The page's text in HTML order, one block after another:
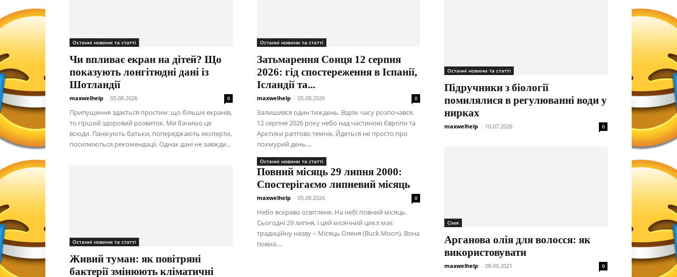
Останні новини та статті
Чи впливає екран на дітей? Що
показують лонгітюдні дані із
Шотландії
maxwelhelp - 05.08.2026 0
Припущення здається простим: що більше екранів,
то гірший здоровий розвиток. Ми бачимо це
всюди. Панікують батьки, попереджають експерти,
посилюються рекомендації. Однак дані не завжди...
Останні новини та статті
Затьмарення Сонця 12 серпня
2026: гід спостереження в Іспанії,
Ісландії та...
maxwelhelp - 05.08.2026 0
Залишився один тиждень. Відлік часу розпочався.
12 серпня 2026 року небо над частиною Європи та
Арктики раптово темніє. Йдеться не просто про
похмурий день....
Останні новини та статті
Живий туман: як повітряні
бактерії змінюють кліматичні
Останні новини та статті
Повний місяць 29 липня 2000:
Спостерігаємо липневий місяць
maxwelhelp - 05.08.2026 0
Небо яскраво освітлене. На небі повний місяць.
Сьогодні 29 липня, і цей місячний цикл має
традиційну назву – Місяць Оленя (Buck Moon). Вона
повна....
Останні новини та статті
Підручники з біології
помилялися в регулюванні води у
нирках
maxwelhelp - 10.07.2026 0
Сімя
Арганова олія для волосся: як
використовувати
maxwelhelp - 08.09.2021 0